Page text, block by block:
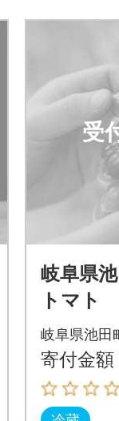
受
岐阜県
トマト
岐阜県池田
寄付金額